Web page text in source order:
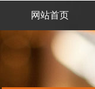
网站首页